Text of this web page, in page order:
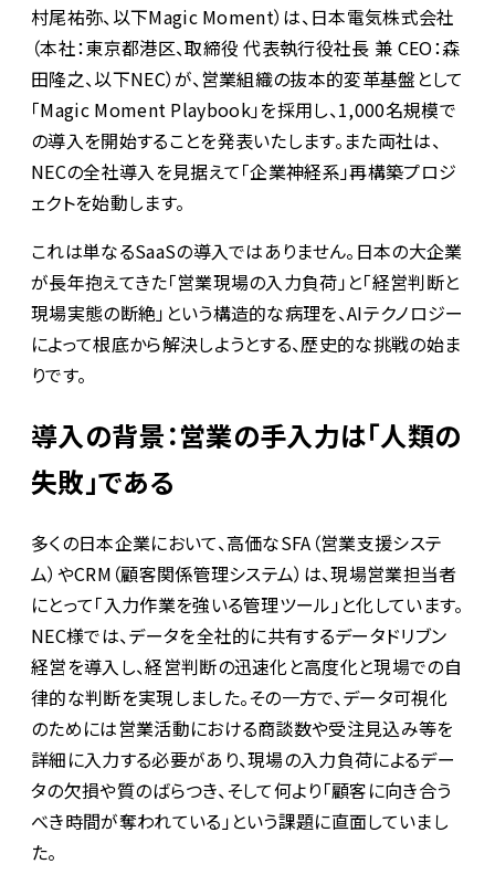
村尾祐弥、以下Magic Moment）は、日本電気株式会社
（本社：東京都港区、取締役 代表執行役社長 兼 CEO：森
田隆之、以下NEC）が、営業組織の抜本的変革基盤として
「Magic Moment Playbook」を採用し、1,000名規模で
の導入を開始することを発表いたします。また両社は、
NECの全社導入を見据えて「企業神経系」再構築プロジ
ェクトを始動します。
これは単なるSaaSの導入ではありません。日本の大企業
が長年抱えてきた「営業現場の入力負荷」と「経営判断と
現場実態の断絶」という構造的な病理を、AIテクノロジー
によって根底から解決しようとする、歴史的な挑戦の始ま
りです。
導入の背景：営業の手入力は「人類の
失敗」である
多くの日本企業において、高価なSFA（営業支援システ
ム）やCRM（顧客関係管理システム）は、現場営業担当者
にとって「入力作業を強いる管理ツール」と化しています。
NEC様では、データを全社的に共有するデータドリブン
経営を導入し、経営判断の迅速化と高度化と現場での自
律的な判断を実現しました。その一方で、データ可視化
のためには営業活動における商談数や受注見込み等を
詳細に入力する必要があり、現場の入力負荷によるデー
タの欠損や質のばらつき、そして何より「顧客に向き合う
べき時間が奪われている」という課題に直面していまし
た。